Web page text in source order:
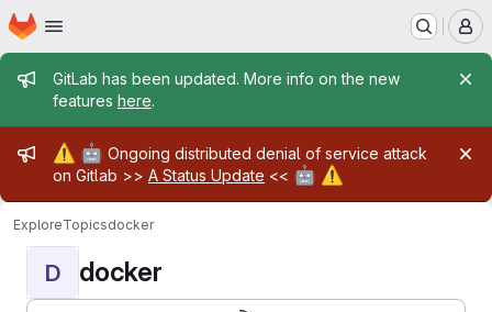
Skip to main content
Homepage
Admin message
GitLab has been updated. More info on the new
features here.
Admin message
⚠️ 🤖 Ongoing distributed denial of service attack
on Gitlab >> A Status Update << 🤖 ⚠️
ExploreTopicsdocker
D docker